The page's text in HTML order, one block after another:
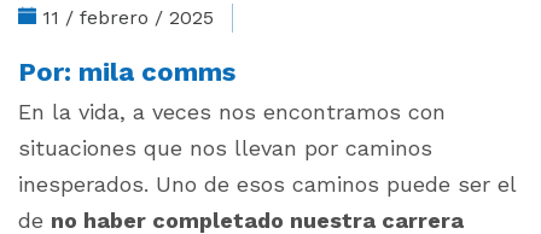
11 / febrero / 2025
Por: mila comms
En la vida, a veces nos encontramos con
situaciones que nos llevan por caminos
inesperados. Uno de esos caminos puede ser el
de no haber completado nuestra carrera